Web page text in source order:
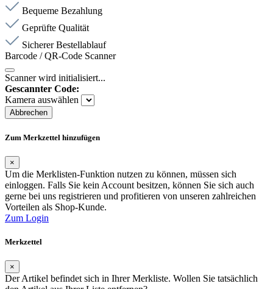
Bequeme Bezahlung
Geprüfte Qualität
Sicherer Bestellablauf
Barcode / QR-Code Scanner
Scanner wird initialisiert...
Gescannter Code:
Kamera auswählen
Abbrechen
Zum Merkzettel hinzufügen
×
Um die Merklisten-Funktion nutzen zu können, müssen sich
einloggen. Falls Sie kein Account besitzen, können Sie sich auch
gerne bei uns registrieren und profitieren von unseren zahlreichen
Vorteilen als Shop-Kunde.
Zum Login
Merkzettel
×
Der Artikel befindet sich in Ihrer Merkliste. Wollen Sie tatsächlich